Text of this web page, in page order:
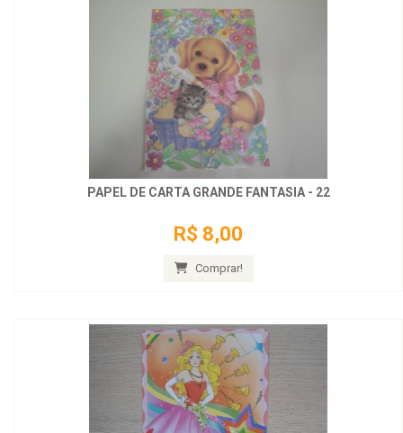
PAPEL DE CARTA GRANDE FANTASIA - 22
R$ 8,00
Comprar!